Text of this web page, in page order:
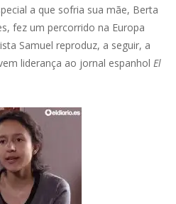
a que sofria sua mãe, Berta
fez um percorrido na Europa
Samuel reproduz, a seguir, a
liderança ao jornal espanhol El